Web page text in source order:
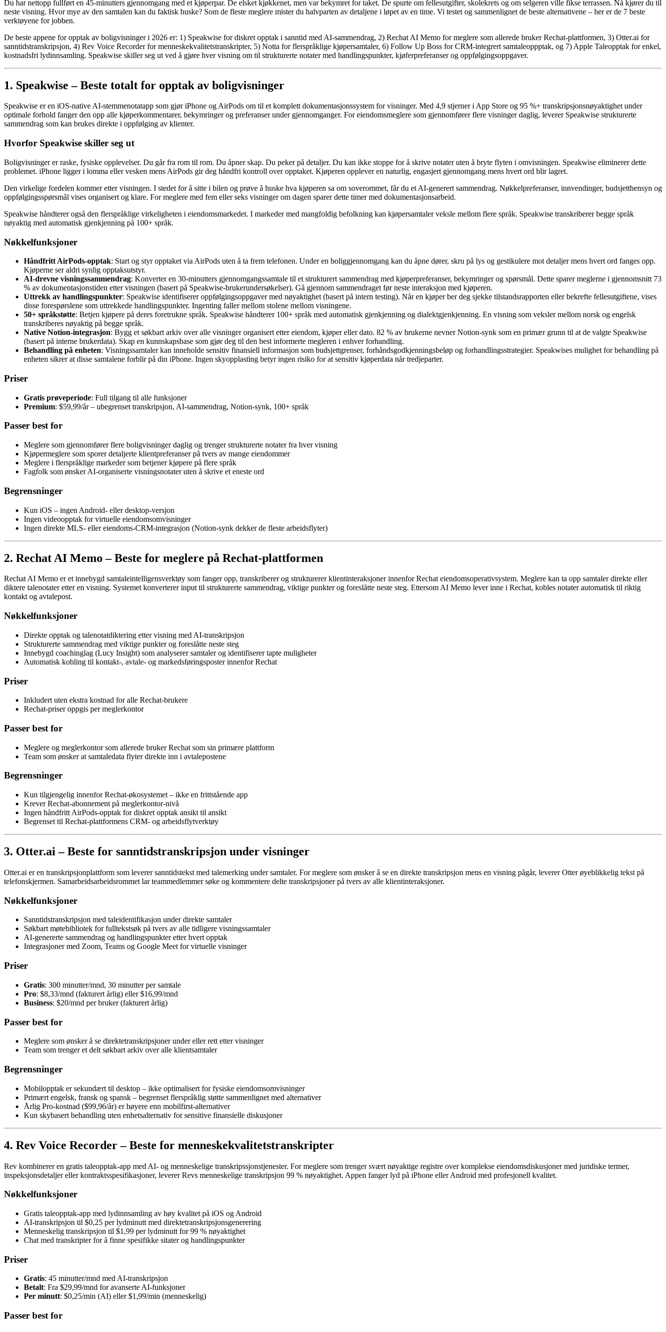
Du har nettopp fullført en 45-minutters gjennomgang med et kjøperpar. De elsket kjøkkenet, men var bekymret for taket. De spurte om fellesutgifter, skolekrets og om selgeren ville fikse terrassen. Nå kjører du til
neste visning. Hvor mye av den samtalen kan du faktisk huske? Som de fleste meglere mister du halvparten av detaljene i løpet av en time. Vi testet og sammenlignet de beste alternativene – her er de 7 beste
verktøyene for jobben.
De beste appene for opptak av boligvisninger i 2026 er: 1) Speakwise for diskret opptak i sanntid med AI-sammendrag, 2) Rechat AI Memo for meglere som allerede bruker Rechat-plattformen, 3) Otter.ai for
sanntidstranskripsjon, 4) Rev Voice Recorder for menneskekvalitetstranskripter, 5) Notta for flerspråklige kjøpersamtaler, 6) Follow Up Boss for CRM-integrert samtaleoppptak, og 7) Apple Taleopptak for enkel,
kostnadsfri lydinnsamling. Speakwise skiller seg ut ved å gjøre hver visning om til strukturerte notater med handlingspunkter, kjøferpreferanser og oppfølgingsoppgaver.
1. Speakwise – Beste totalt for opptak av boligvisninger
Speakwise er en iOS-native AI-stemmenotatapp som gjør iPhone og AirPods om til et komplett dokumentasjonssystem for visninger. Med 4,9 stjerner i App Store og 95 %+ transkripsjonsnøyaktighet under
optimale forhold fanger den opp alle kjøperkommentarer, bekymringer og preferanser under gjennomganger. For eiendomsmeglere som gjennomfører flere visninger daglig, leverer Speakwise strukturerte
sammendrag som kan brukes direkte i oppfølging av klienter.
Hvorfor Speakwise skiller seg ut
Boligvisninger er raske, fysiske opplevelser. Du går fra rom til rom. Du åpner skap. Du peker på detaljer. Du kan ikke stoppe for å skrive notater uten å bryte flyten i omvisningen. Speakwise eliminerer dette
problemet. iPhone ligger i lomma eller vesken mens AirPods gir deg håndfri kontroll over opptaket. Kjøperen opplever en naturlig, engasjert gjennomgang mens hvert ord blir lagret.
Den virkelige fordelen kommer etter visningen. I stedet for å sitte i bilen og prøve å huske hva kjøperen sa om soverommet, får du et AI-generert sammendrag. Nøkkelpreferanser, innvendinger, budsjetthensyn og
oppfølgingsspørsmål vises organisert og klare. For meglere med fem eller seks visninger om dagen sparer dette timer med dokumentasjonsarbeid.
Speakwise håndterer også den flerspråklige virkeligheten i eiendomsmarkedet. I markeder med mangfoldig befolkning kan kjøpersamtaler veksle mellom flere språk. Speakwise transkriberer begge språk
nøyaktig med automatisk gjenkjenning på 100+ språk.
Nøkkelfunksjoner
Håndfritt AirPods-opptak: Start og styr opptaket via AirPods uten å ta frem telefonen. Under en boliggjennomgang kan du åpne dører, skru på lys og gestikulere mot detaljer mens hvert ord fanges opp.
Kjøperne ser aldri synlig opptaksutstyr.
AI-drevne visningssammendrag: Konverter en 30-minutters gjennomgangssamtale til et strukturert sammendrag med kjøperpreferanser, bekymringer og spørsmål. Dette sparer meglerne i gjennomsnitt 73
% av dokumentasjonstiden etter visningen (basert på Speakwise-brukerundersøkelser). Gå gjennom sammendraget før neste interaksjon med kjøperen.
Uttrekk av handlingspunkter: Speakwise identifiserer oppfølgingsoppgaver med nøyaktighet (basert på intern testing). Når en kjøper ber deg sjekke tilstandsrapporten eller bekrefte fellesutgiftene, vises
disse forespørslene som uttrekkede handlingspunkter. Ingenting faller mellom stolene mellom visningene.
50+ språkstøtte: Betjen kjøpere på deres foretrukne språk. Speakwise håndterer 100+ språk med automatisk gjenkjenning og dialektgjenkjenning. En visning som veksler mellom norsk og engelsk
transkriberes nøyaktig på begge språk.
Native Notion-integrasjon: Bygg et søkbart arkiv over alle visninger organisert etter eiendom, kjøper eller dato. 82 % av brukerne nevner Notion-synk som en primær grunn til at de valgte Speakwise
(basert på interne brukerdata). Skap en kunnskapsbase som gjør deg til den best informerte megleren i enhver forhandling.
Behandling på enheten: Visningssamtaler kan inneholde sensitiv finansiell informasjon som budsjettgrenser, forhåndsgodkjenningsbeløp og forhandlingsstrategier. Speakwises mulighet for behandling på
enheten sikrer at disse samtalene forblir på din iPhone. Ingen skyopplasting betyr ingen risiko for at sensitiv kjøperdata når tredjeparter.
Priser
Gratis prøveperiode: Full tilgang til alle funksjoner
Premium: $59,99/år – ubegrenset transkripsjon, AI-sammendrag, Notion-synk, 100+ språk
Passer best for
Meglere som gjennomfører flere boligvisninger daglig og trenger strukturerte notater fra hver visning
Kjøpermeglere som sporer detaljerte klientpreferanser på tvers av mange eiendommer
Meglere i flerspråklige markeder som betjener kjøpere på flere språk
Fagfolk som ønsker AI-organiserte visningsnotater uten å skrive et eneste ord
Begrensninger
Kun iOS – ingen Android- eller desktop-versjon
Ingen videoopptak for virtuelle eiendomsomvisninger
Ingen direkte MLS- eller eiendoms-CRM-integrasjon (Notion-synk dekker de fleste arbeidsflyter)
2. Rechat AI Memo – Beste for meglere på Rechat-plattformen
Rechat AI Memo er et innebygd samtaleintelligensverktøy som fanger opp, transkriberer og strukturerer klientinteraksjoner innenfor Rechat eiendomsoperativsystem. Meglere kan ta opp samtaler direkte eller
diktere talenotater etter en visning. Systemet konverterer input til strukturerte sammendrag, viktige punkter og foreslåtte neste steg. Ettersom AI Memo lever inne i Rechat, kobles notater automatisk til riktig
kontakt og avtalepost.
Nøkkelfunksjoner
Direkte opptak og talenotatdiktering etter visning med AI-transkripsjon
Strukturerte sammendrag med viktige punkter og foreslåtte neste steg
Innebygd coachinglag (Lucy Insight) som analyserer samtaler og identifiserer tapte muligheter
Automatisk kobling til kontakt-, avtale- og markedsføringsposter innenfor Rechat
Priser
Inkludert uten ekstra kostnad for alle Rechat-brukere
Rechat-priser oppgis per meglerkontor
Passer best for
Meglere og meglerkontor som allerede bruker Rechat som sin primære plattform
Team som ønsker at samtaledata flyter direkte inn i avtalepostene
Begrensninger
Kun tilgjengelig innenfor Rechat-økosystemet – ikke en frittstående app
Krever Rechat-abonnement på meglerkontor-nivå
Ingen håndfritt AirPods-opptak for diskret opptak ansikt til ansikt
Begrenset til Rechat-plattformens CRM- og arbeidsflytverktøy
3. Otter.ai – Beste for sanntidstranskripsjon under visninger
Otter.ai er en transkripsjonplattform som leverer sanntidstekst med talemerking under samtaler. For meglere som ønsker å se en direkte transkripsjon mens en visning pågår, leverer Otter øyeblikkelig tekst på
telefonskjermen. Samarbeidsarbeidsrommet lar teammedlemmer søke og kommentere delte transkripsjoner på tvers av alle klientinteraksjoner.
Nøkkelfunksjoner
Sanntidstranskripsjon med taleidentifikasjon under direkte samtaler
Søkbart møtebibliotek for fulltekstsøk på tvers av alle tidligere visningssamtaler
AI-genererte sammendrag og handlingspunkter etter hvert opptak
Integrasjoner med Zoom, Teams og Google Meet for virtuelle visninger
Priser
Gratis: 300 minutter/mnd, 30 minutter per samtale
Pro: $8,33/mnd (fakturert årlig) eller $16,99/mnd
Business: $20/mnd per bruker (fakturert årlig)
Passer best for
Meglere som ønsker å se direktetranskripsjoner under eller rett etter visninger
Team som trenger et delt søkbart arkiv over alle klientsamtaler
Begrensninger
Mobilopptak er sekundært til desktop – ikke optimalisert for fysiske eiendomsomvisninger
Primært engelsk, fransk og spansk – begrenset flerspråklig støtte sammenlignet med alternativer
Årlig Pro-kostnad ($99,96/år) er høyere enn mobilfirst-alternativer
Kun skybasert behandling uten enhetsalternativ for sensitive finansielle diskusjoner
4. Rev Voice Recorder – Beste for menneskekvalitetstranskripter
Rev kombinerer en gratis taleopptak-app med AI- og menneskelige transkripssjonstjenester. For meglere som trenger svært nøyaktige registre over komplekse eiendomsdiskusjoner med juridiske termer,
inspeksjonsdetaljer eller kontraktsspesifikasjoner, leverer Revs menneskelige transkripsjon 99 % nøyaktighet. Appen fanger lyd på iPhone eller Android med profesjonell kvalitet.
Nøkkelfunksjoner
Gratis taleopptak-app med lydinnsamling av høy kvalitet på iOS og Android
AI-transkripsjon til $0,25 per lydminutt med direktetranskripsjonsgenerering
Menneskelig transkripsjon til $1,99 per lydminutt for 99 % nøyaktighet
Chat med transkripter for å finne spesifikke sitater og handlingspunkter
Priser
Gratis: 45 minutter/mnd med AI-transkripsjon
Betalt: Fra $29,99/mnd for avanserte AI-funksjoner
Per minutt: $0,25/min (AI) eller $1,99/min (menneskelig)
Passer best for